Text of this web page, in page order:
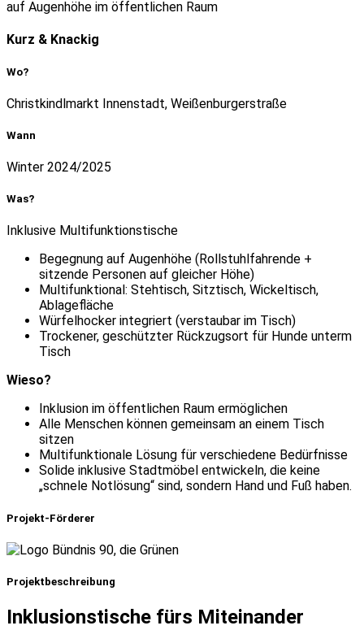
Kurz & Knackig
Wo?
Christkindlmarkt Innenstadt, Weißenburgerstraße
Wann
Winter 2024/2025
Was?
Inklusive Multifunktionstische
Begegnung auf Augenhöhe (Rollstuhlfahrende +
sitzende Personen auf gleicher Höhe)
Multifunktional: Stehtisch, Sitztisch, Wickeltisch,
Ablagefläche
Würfelhocker integriert (verstaubar im Tisch)
Trockener, geschützter Rückzugsort für Hunde unterm
Tisch
Wieso?
Inklusion im öffentlichen Raum ermöglichen
Alle Menschen können gemeinsam an einem Tisch
sitzen
Multifunktionale Lösung für verschiedene Bedürfnisse
Solide inklusive Stadtmöbel entwickeln, die keine
„schnele Notlösung“ sind, sondern Hand und Fuß haben.
Projekt-Förderer
Projektbeschreibung
Inklusionstische fürs Miteinander